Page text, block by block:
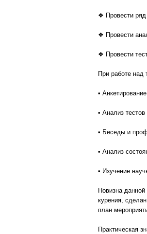
❖ Провести ряд
❖ Провести
❖ Провести
При работе
•
• Анализ тестов
• Беседы и
• Анализ
• Изучение
Новизна
курения,
план
Практическая